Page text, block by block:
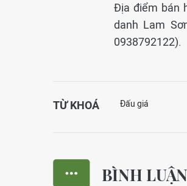
Địa điểm bán
danh Lam
0938792122).
TỪ KHOÁ Đấu giá
BÌNH LUẬN